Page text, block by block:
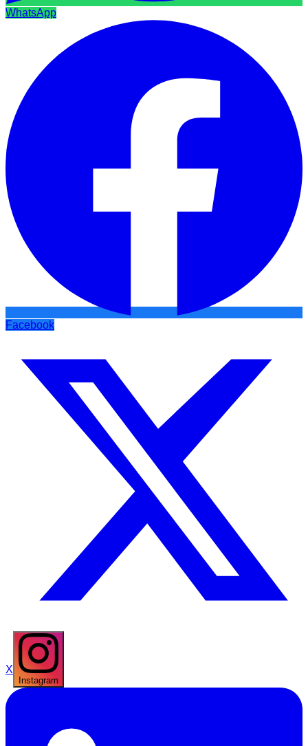
WhatsApp
Facebook
X
Instagram